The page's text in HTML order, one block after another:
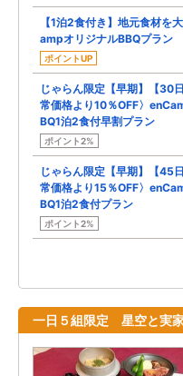
【1泊2食付き】地元食材を
ampオリジナルBBQプラン
ポイントUP
じゃらん限定【早期】【30
常価格より10％OFF〉
BQ1泊2食付早割プラン
ポイント2%
じゃらん限定【早期】【45
常価格より15％OFF〉
BQ1泊2食付プラン
ポイント2%
一日５組限定 星空と実